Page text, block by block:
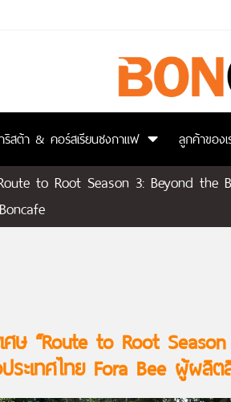
ริสต้า & คอร์สเรียนชงกาแฟ ลูกค้าของเ
to Root Season 3: Beyond
ษ “Route to Root
ระเทศไทย Fora Bee ผู้ผ